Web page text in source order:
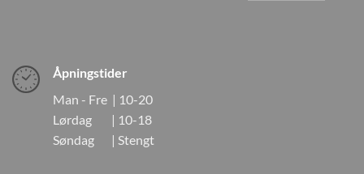
Åpningstider
Man - Fre | 10-20
Lørdag | 10-18
Søndag | Stengt